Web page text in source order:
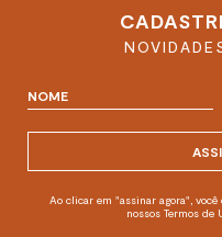
Ao clicar em "assinar agora",
nossos Termos de